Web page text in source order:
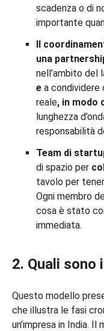
scadenza o di
importante
Il
una
nell’ambito del
e a
reale, in modo
lunghezza
responsabilità
Team di
di spazio per
tavolo per
Ogni membro
cosa è stato
immediata.
2. Quali sono
Questo modello
che illustra le fasi
un’impresa in India.